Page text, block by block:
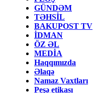
GÜNDƏM
TƏHSİL
BAKUPOST TV
İDMAN
ÖZ ƏL
MEDİA
Haqqımızda
Əlaqə
Namaz Vaxtları
Peşə etikası